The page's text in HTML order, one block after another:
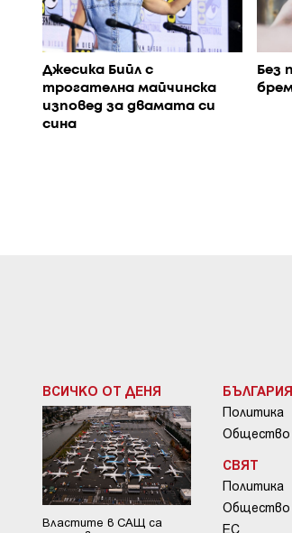
Джесика Бийл с
трогателна майчинска
изповед за двамата си
сина
Без
ВСИЧКО ОТ ДЕНЯ
Властите в САЩ са
БЪЛГАРИЯ
Политика
Общество
СВЯТ
Политика
Общество
ЕС